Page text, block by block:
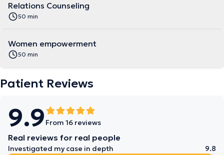
Relations Counseling
50 min
Women empowerment
50 min
Patient Reviews
9.9 From 16 reviews
Real reviews for real people
Investigated my case in depth
9.8